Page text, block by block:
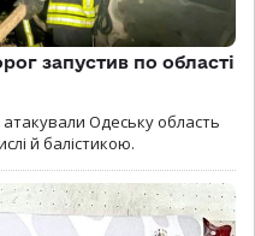
запустив по області
атакували Одеську область
й балістикою.